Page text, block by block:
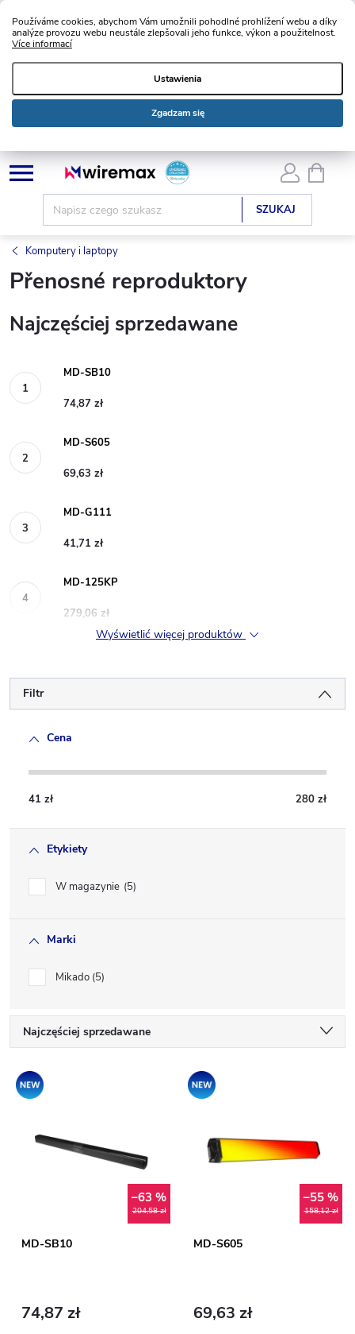
Používáme cookies, abychom Vám umožnili pohodlné prohlížení webu a díky
analýze provozu webu neustále zlepšovali jeho funkce, výkon a použitelnost.
Více informací
Ustawienia
Zgadzam się
Przejść
do
SZUKAJ
Komputery i laptopy
Přenosné reproduktory
Najczęściej sprzedawane
MD-SB10
74,87 zł
MD-S605
69,63 zł
MD-G111
41,71 zł
MD-125KP
279,06 zł
Wyświetlić więcej produktów
Filtr
Cena
41 zł 280 zł
Etykiety
W magazynie 5
Marki
Mikado 5
S
o
w
n
Najczęściej sprzedawane
Najdroższe
L
a
Promocja
204,58 zł
–63 %
MD-SB10
74,87 zł
Promocja
158,12 zł
–55 %
MD-S605
69,63 zł